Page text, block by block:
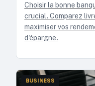
Choisir la bonne
crucial. Comparez
maximiser vos
d'épargne.
BUSINESS